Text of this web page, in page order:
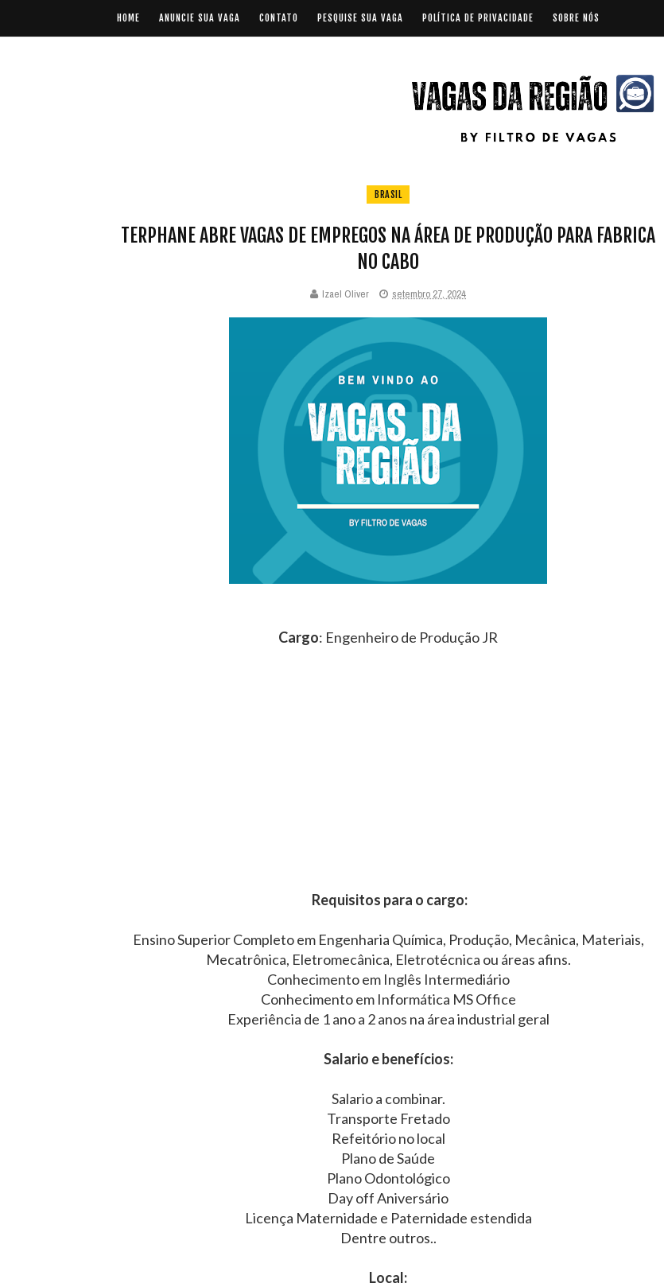
HOME ANUNCIE SUA VAGA CONTATO PESQUISE SUA VAGA POLÍTICA DE PRIVACIDADE SOBRE NÓS
BRASIL
TERPHANE ABRE VAGAS DE EMPREGOS NA ÁREA DE PRODUÇÃO PARA FABRICA
NO CABO
Izael Oliver setembro 27, 2024
Cargo: Engenheiro de Produção JR
Requisitos para o cargo:
Ensino Superior Completo em Engenharia Química, Produção, Mecânica, Materiais,
Mecatrônica, Eletromecânica, Eletrotécnica ou áreas afins.
Conhecimento em Inglês Intermediário
Conhecimento em Informática MS Office
Experiência de 1 ano a 2 anos na área industrial geral
Salario e benefícios:
Salario a combinar.
Transporte Fretado
Refeitório no local
Plano de Saúde
Plano Odontológico
Day off Aniversário
Licença Maternidade e Paternidade estendida
Dentre outros..
Local: